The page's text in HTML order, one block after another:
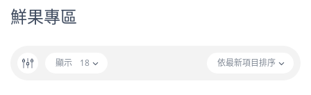
鮮果專區
依最新項目排序
顯示 18